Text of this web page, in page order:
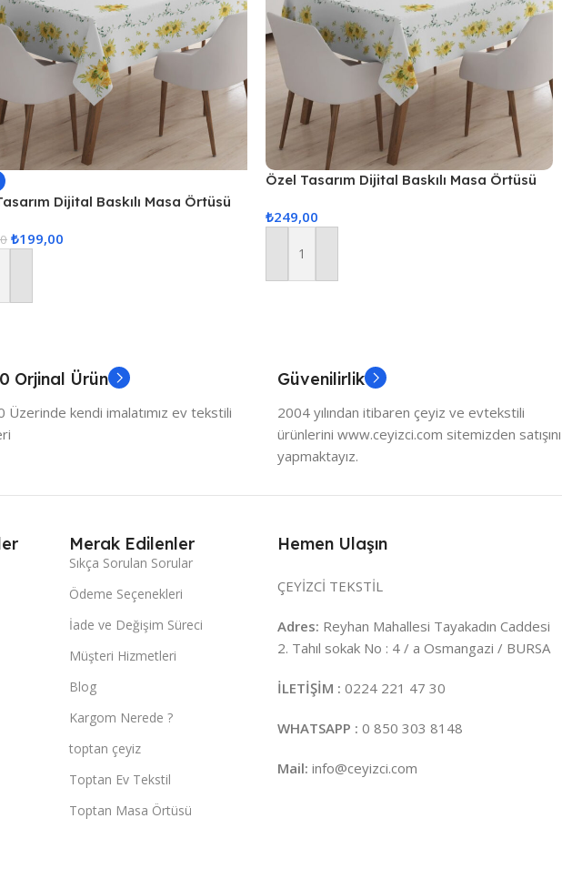
Dijital Baskılı Masa Örtüsü
₺199,00
Ekle
Özel Tasarım Dijital Baskılı Masa Örtüsü
₺249,00
Sepete Ekle
Orjinal Ürün
Üzerinde kendi imalatımız ev tekstili
Güvenilirlik
2004 yılından itibaren çeyiz ve evtekstili
ürünlerini www.ceyizci.com sitemizden satışını
yapmaktayız.
Merak Edilenler
Sıkça Sorulan Sorular
Ödeme Seçenekleri
İade ve Değişim Süreci
Müşteri Hizmetleri
Blog
Kargom Nerede ?
toptan çeyiz
Toptan Ev Tekstil
Toptan Masa Örtüsü
Hemen Ulaşın
ÇEYİZCİ TEKSTİL
Adres: Reyhan Mahallesi Tayakadın Caddesi
2. Tahıl sokak No : 4 / a Osmangazi / BURSA
İLETİŞİM : 0224 221 47 30
WHATSAPP : 0 850 303 8148
Mail: info@ceyizci.com